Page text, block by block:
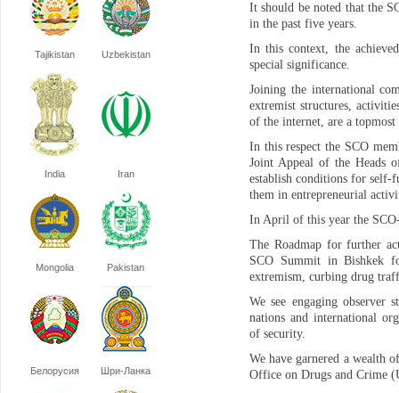
Tajikistan Uzbekistan
India Iran
Mongolia Pakistan
Белорусия Шри-Ланка
It should be noted that the
in the past five years.
In this context, the
special significance.
Joining the international
extremist structures,
of the internet, are a
In this respect the SCO
Joint Appeal of the Heads
establish conditions for self-
them in entrepreneurial
In April of this year the
The Roadmap for further
SCO Summit in Bishkek
extremism, curbing drug
We see engaging observer
nations and international
of security.
We have garnered a wealth
Office on Drugs and Crime